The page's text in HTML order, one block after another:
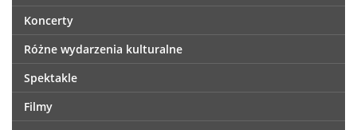
Koncerty
Różne wydarzenia kulturalne
Spektakle
Filmy